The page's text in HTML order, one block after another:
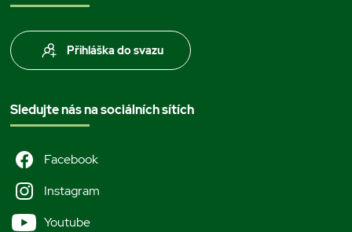
Přihláška do svazu
Sledujte nás na sociálních sítích
Facebook
Instagram
Youtube